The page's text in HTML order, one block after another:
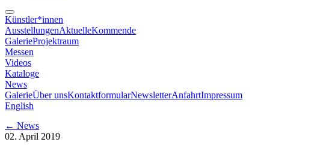
Künstler*innen
AusstellungenAktuelleKommende
GalerieProjektraum
Messen
Videos
Kataloge
News
GalerieÜber unsKontaktformularNewsletterAnfahrtImpressum
English
← News
02. April 2019